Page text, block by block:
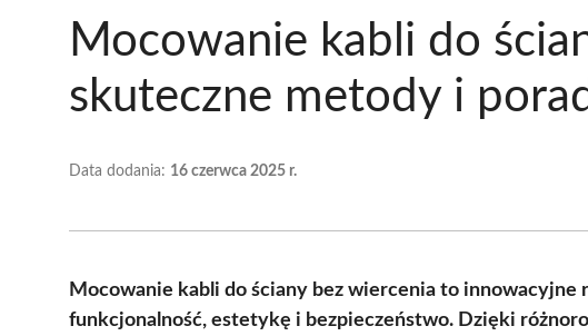
Mocowanie kabli do
skuteczne metody i
Data dodania: 16 czerwca 2025 r.
Mocowanie kabli do ściany bez wiercenia to innowacyjne
funkcjonalność, estetykę i bezpieczeństwo. Dzięki